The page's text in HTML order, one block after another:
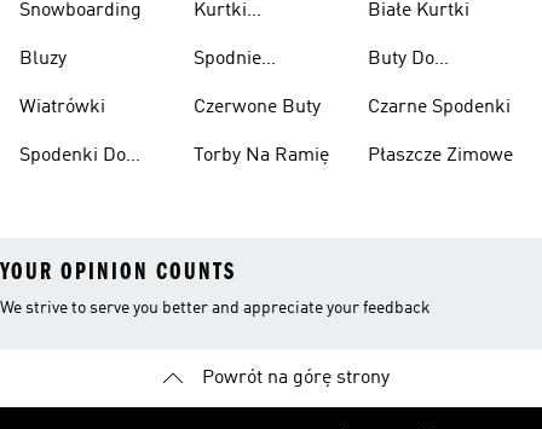
Snowboarding
Bluzy
Wiatrówki
Spodenki Do
Kurtki
Spodnie
Czerwone Buty
Torby Na Ramię
Ciężarów
Białe Kurtki
Buty Do
Czarne Spodenki
Płaszcze Zimowe
YOUR OPINION COUNTS
We strive to serve you better and appreciate your feedback
Powrót na górę strony